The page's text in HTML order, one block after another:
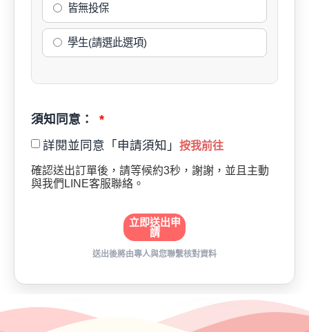
皆無投保
學生(請選此選項)
須知同意：
詳閱並同意「申請須知」 按我前往
確認送出訂單後，請等候約3秒，謝謝，並且主動
與我們LINE客服聯絡。
立即送出申
請